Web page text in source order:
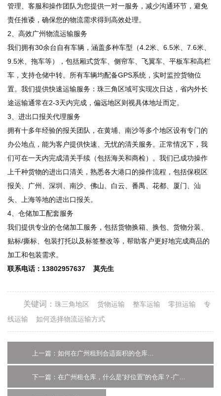
管理、客服和操作团队为您提供一对一服务，减少沟通环节，避免
责任推诿，确保您的物流需求得到高效处理。
2、高效广州物流运输服务
我们拥有30余台自有车辆，涵盖多种车型（4.2米、6.5米、7.6米、
9.5米、拖车等），包括厢式货车、侧帘车、飞翼车、平板车和高栏
车，支持仓储中转。所有车辆均配备GPS系统，实时监控货物位
置。我们提供快速运输服务：珠三角区域可实现次日达，省内外长
途运输通常在2-3天内完成，偏远地区则视具体地址而定。
3、进出口报关代理服务
拥有十多年经验的报关团队，在黄埔、南沙等多个地区设有专门的
办公地点，能为客户提供快速、无忧的清关服务。正常情况下，我
们可在一天内完成清关手续（包括海关和商检）。我们已成功操作
上千种货物的进出口清关，熟悉各大港口的操作流程，包括保税区
报关、广州、深圳、南沙、佛山、白云、番禺、花都、厦门、汕
头、上海等地的进出口报关。
4、仓储加工配套服务
我们提供专业的仓储加工服务，包括货物换箱、换包、货物分装、
贴标/撕标、包装打托以及标签整改等，帮助客户更好地完成商品的
加工和包装需求。
联系电话：13802957637 莫先生
关键词： 珠三角地区 货物运输 整车运输 零担运输
专
线运输
如何选择物流运输方式
上一篇：如何在广州租到合适面积的仓库？就让广州新天地告诉你
下一篇：在广州租仓库，什么是“好位置”的仓库？-广州新天地物流